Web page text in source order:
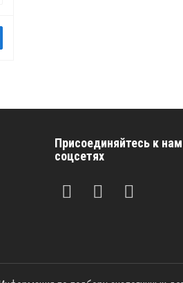
Присоединяйтесь к
соцсетях